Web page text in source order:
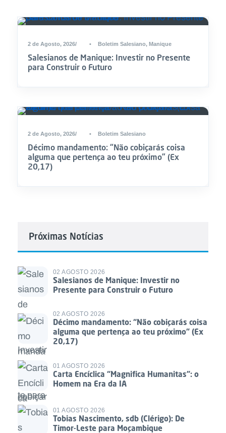
2 de Agosto, 2026 • Boletim Salesiano, Manique
Salesianos de Manique: Investir no Presente
para Construir o Futuro
2 de Agosto, 2026 • Boletim Salesiano
Décimo mandamento: “Não cobiçarás coisa
alguma que pertença ao teu próximo” (Ex
20,17)
Próximas Notícias
02 AGOSTO 2026
Salesianos de Manique: Investir no
Presente para Construir o Futuro
02 AGOSTO 2026
Décimo mandamento: “Não cobiçarás coisa
alguma que pertença ao teu próximo” (Ex
20,17)
01 AGOSTO 2026
Carta Encíclica “Magnifica Humanitas”: o
Homem na Era da IA
01 AGOSTO 2026
Tobias Nascimento, sdb (Clérigo): De
Timor-Leste para Moçambique